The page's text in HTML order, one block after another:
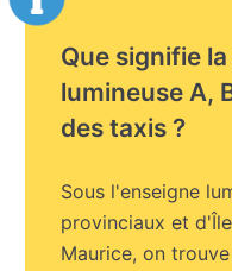
Que signifie
lumineuse A,
des taxis ?
Sous l'enseigne
provinciaux et
Maurice, on